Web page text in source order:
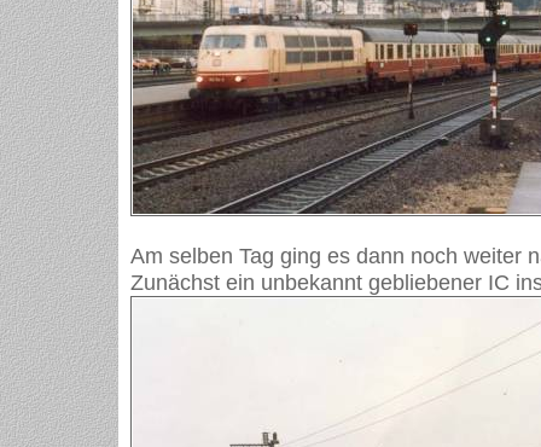
Am selben Tag ging es dann noch weiter
Zunächst ein unbekannt gebliebener IC